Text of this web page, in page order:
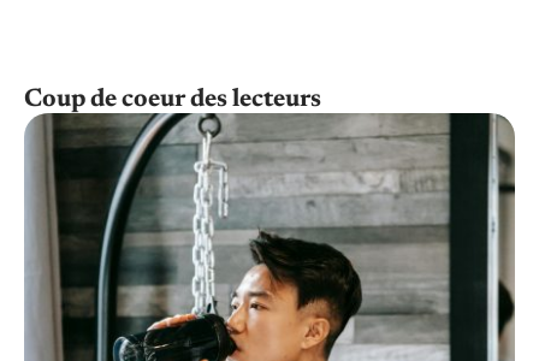
Coup de coeur des lecteurs